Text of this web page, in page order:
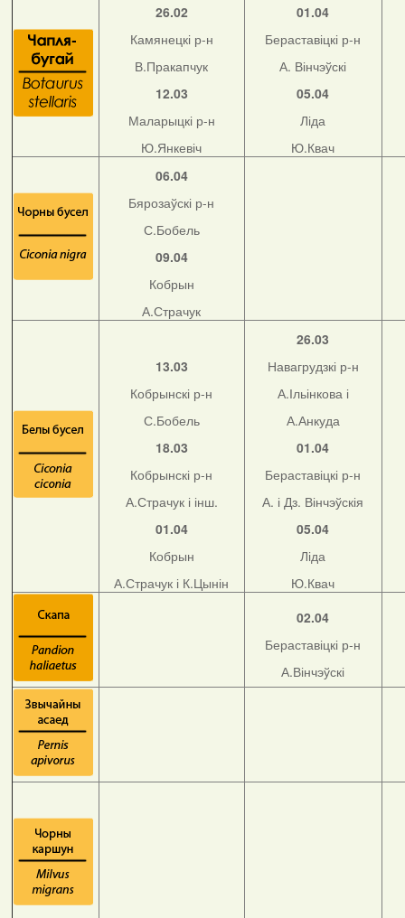
26.02
Камянецкі р-н
В.Пракапчук
12.03
Маларыцкі р-н
Ю.Янкевіч
01.04
Бераставіцкі р-н
А. Вінчэўскі
05.04
Ліда
Ю.Квач
06.04
Бярозаўскі р-н
С.Бобель
09.04
Кобрын
А.Страчук
13.03
Кобрынскі р-н
С.Бобель
18.03
Кобрынскі р-н
А.Страчук і інш.
01.04
Кобрын
А.Страчук і К.Цынін
26.03
Навагрудзкі р-н
А.Ільінкова і
А.Анкуда
01.04
Бераставіцкі р-н
А. і Дз. Вінчэўскія
05.04
Ліда
Ю.Квач
02.04
Бераставіцкі р-н
А.Вінчэўскі